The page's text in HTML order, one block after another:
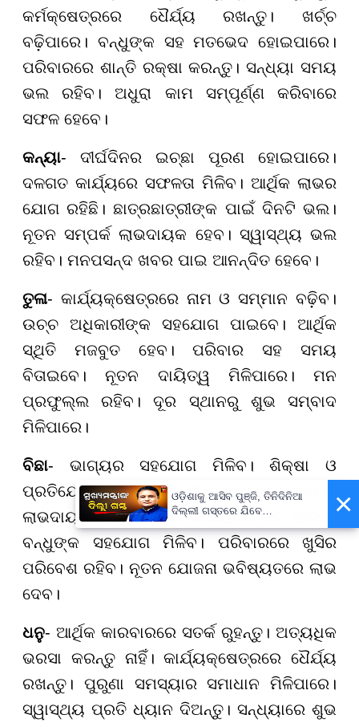
କର୍ମକ୍ଷେତ୍ରରେ ଧୈର୍ଯ୍ୟ ରଖନ୍ତୁ। ଖର୍ଚ୍ଚ
ବଢ଼ିପାରେ। ବନ୍ଧୁଙ୍କ ସହ ମତଭେଦ ହୋଇପାରେ।
ପରିବାରରେ ଶାନ୍ତି ରକ୍ଷା କରନ୍ତୁ। ସନ୍ଧ୍ୟା ସମୟ
ଭଲ ରହିବ। ଅଧୁରା କାମ ସମ୍ପୂର୍ଣ୍ଣ କରିବାରେ
ସଫଳ ହେବେ।
କନ୍ୟା- ଦୀର୍ଘଦିନର ଇଚ୍ଛା ପୂରଣ ହୋଇପାରେ।
ଦଳଗତ କାର୍ଯ୍ୟରେ ସଫଳତା ମିଳିବ। ଆର୍ଥିକ ଲାଭର
ଯୋଗ ରହିଛି। ଛାତ୍ରଛାତ୍ରୀଙ୍କ ପାଇଁ ଦିନଟି ଭଲ।
ନୂତନ ସମ୍ପର୍କ ଲାଭଦାୟକ ହେବ। ସ୍ୱାସ୍ଥ୍ୟ ଭଲ
ରହିବ। ମନପସନ୍ଦ ଖବର ପାଇ ଆନନ୍ଦିତ ହେବେ।
ତୁଳା- କାର୍ଯ୍ୟକ୍ଷେତ୍ରରେ ନାମ ଓ ସମ୍ମାନ ବଢ଼ିବ।
ଉଚ୍ଚ ଅଧିକାରୀଙ୍କ ସହଯୋଗ ପାଇବେ। ଆର୍ଥିକ
ସ୍ଥିତି ମଜବୁତ ହେବ। ପରିବାର ସହ ସମୟ
ବିତାଇବେ। ନୂତନ ଦାୟିତ୍ୱ ମିଳିପାରେ। ମନ
ପ୍ରଫୁଲ୍ଲ ରହିବ। ଦୂର ସ୍ଥାନରୁ ଶୁଭ ସମ୍ବାଦ
ମିଳିପାରେ।
ବିଛା- ଭାଗ୍ୟର ସହଯୋଗ ମିଳିବ। ଶିକ୍ଷା ଓ
ପ୍ରତିଯୋଗିତାରେ ସଫଳତା ଆସିବ। ଯାତ୍ରା
ଲାଭଦାୟକ ହେବ। ଧାର୍ମିକ କାର୍ଯ୍ୟରେ ମନ ଲାଗିବ।
ବନ୍ଧୁଙ୍କ ସହଯୋଗ ମିଳିବ। ପରିବାରରେ ଖୁସିର
ପରିବେଶ ରହିବ। ନୂତନ ଯୋଜନା ଭବିଷ୍ୟତରେ ଲାଭ
ଦେବ।
ଧନୁ- ଆର୍ଥିକ କାରବାରରେ ସତର୍କ ରୁହନ୍ତୁ। ଅତ୍ୟଧିକ
ଭରସା କରନ୍ତୁ ନାହିଁ। କାର୍ଯ୍ୟକ୍ଷେତ୍ରରେ ଧୈର୍ଯ୍ୟ
ରଖନ୍ତୁ। ପୁରୁଣା ସମସ୍ୟାର ସମାଧାନ ମିଳିପାରେ।
ସ୍ୱାସ୍ଥ୍ୟ ପ୍ରତି ଧ୍ୟାନ ଦିଅନ୍ତୁ। ସନ୍ଧ୍ୟାରେ ଶୁଭ
×
ଓଡ଼ିଶାକୁ ଆସିବ ପୁଞ୍ଜି, ତିନିଦିନିଆ
ଦିଲ୍ଲୀ ଗସ୍ତରେ ଯିବେ